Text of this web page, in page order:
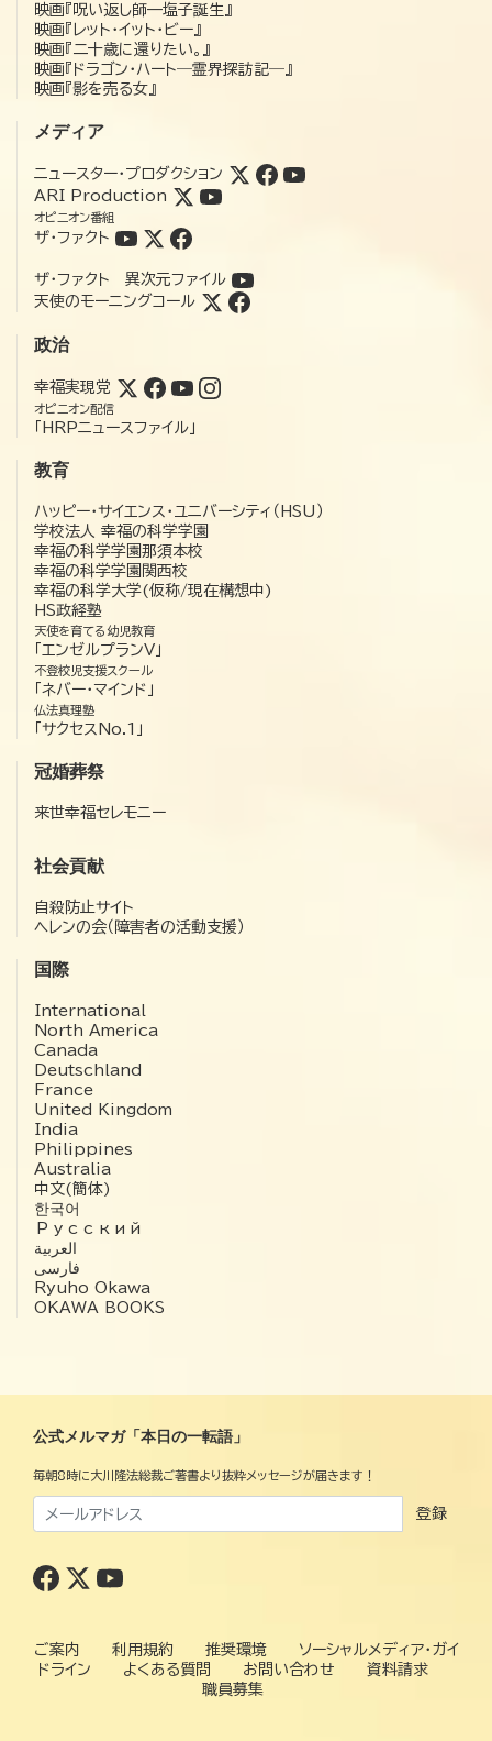
映画『呪い返し師—塩子誕生』
映画『レット・イット・ビー』
映画『二十歳に還りたい。』
映画『ドラゴン・ハート―霊界探訪記―』
映画『影を売る女』
メディア
ニュースター・プロダクション
ARI Production
オピニオン番組
ザ・ファクト
ザ・ファクト 異次元ファイル
天使のモーニングコール
政治
幸福実現党
オピニオン配信
「HRPニュースファイル」
教育
ハッピー・サイエンス・ユニバーシティ（HSU）
学校法人 幸福の科学学園
幸福の科学学園那須本校
幸福の科学学園関西校
幸福の科学大学(仮称/現在構想中)
HS政経塾
天使を育てる幼児教育
「エンゼルプランV」
不登校児支援スクール
「ネバー・マインド」
仏法真理塾
「サクセスNo.1」
冠婚葬祭
来世幸福セレモニー
社会貢献
自殺防止サイト
ヘレンの会（障害者の活動支援）
国際
International
North America
Canada
Deutschland
France
United Kingdom
India
Philippines
Australia
中文(簡体)
한국어
Русский
العربية‏
فارسی
Ryuho Okawa
OKAWA BOOKS
公式メルマガ「本日の一転語」
毎朝8時に大川隆法総裁ご著書より抜粋メッセージが届きます！
登録
ご案内 利用規約 推奨環境
ソーシャルメディア・ガイ
ドライン
よくある質問 お問い合わせ
資料請求
職員募集